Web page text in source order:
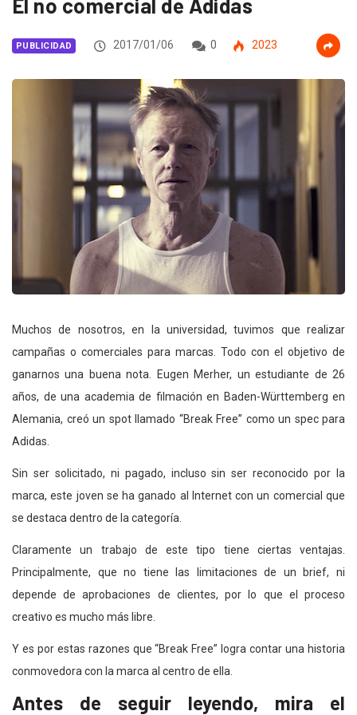
El no comercial de Adidas
PUBLICIDAD 2017/01/06 0 2023
Muchos de nosotros, en la universidad, tuvimos que realizar
campañas o comerciales para marcas. Todo con el objetivo de
ganarnos una buena nota. Eugen Merher, un estudiante de 26
años, de una academia de filmación en Baden-Württemberg en
Alemania, creó un spot llamado “Break Free” como un spec para
Adidas.
Sin ser solicitado, ni pagado, incluso sin ser reconocido por la
marca, este joven se ha ganado al Internet con un comercial que
se destaca dentro de la categoría.
Claramente un trabajo de este tipo tiene ciertas ventajas.
Principalmente, que no tiene las limitaciones de un brief, ni
depende de aprobaciones de clientes, por lo que el proceso
creativo es mucho más libre.
Y es por estas razones que “Break Free” logra contar una historia
conmovedora con la marca al centro de ella.
Antes de seguir leyendo, mira el